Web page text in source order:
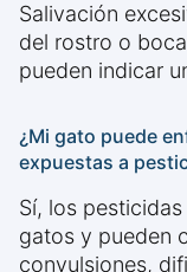
Salivación
del rostro o
pueden indicar
¿Mi gato puede
expuestas a
Sí, los
gatos y pueden
convulsiones,